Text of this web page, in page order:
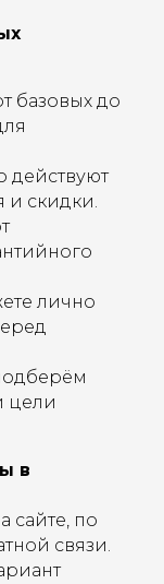
базовых до
действуют
и скидки.
лично
цели
в
сайте, по
связи.